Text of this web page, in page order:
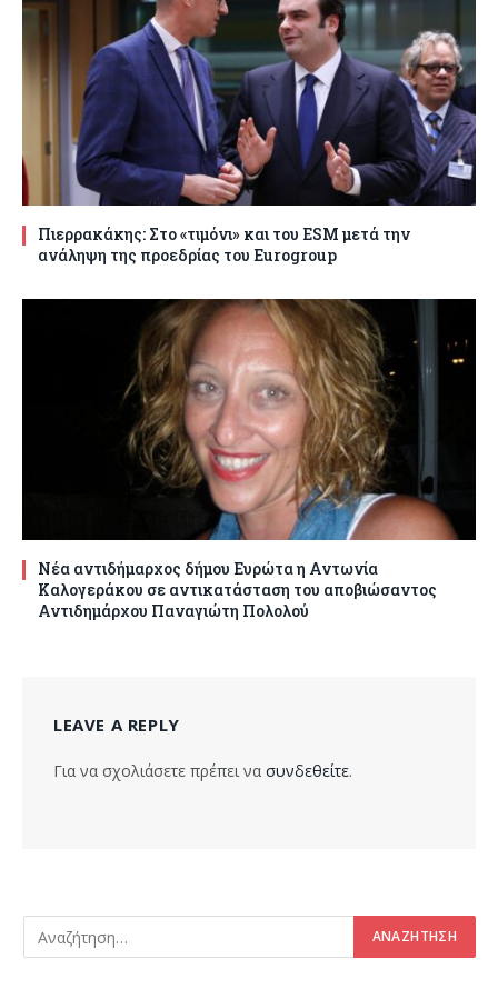
Πιερρακάκης: Στο «τιμόνι» και του ESM μετά την
ανάληψη της προεδρίας του Eurogroup
Νέα αντιδήμαρχος δήμου Ευρώτα η Αντωνία
Καλογεράκου σε αντικατάσταση του αποβιώσαντος
Αντιδημάρχου Παναγιώτη Πολολού
LEAVE A REPLY
Για να σχολιάσετε πρέπει να συνδεθείτε.